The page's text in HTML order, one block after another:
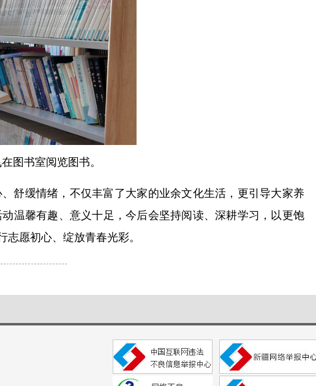
图书室阅览图书。
舒缓情绪，不仅丰富了大家的业余文化生活，更引导大家养
温馨有趣、意义十足，今后会坚持阅读、深耕学习，以更饱
愿初心、绽放青春光彩。